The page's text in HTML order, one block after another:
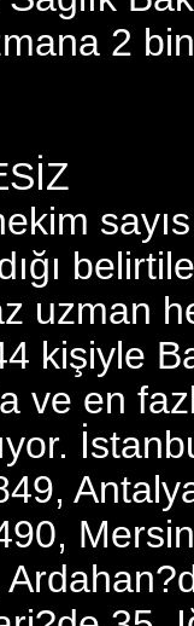
2
uzman
kişiyle
ve en